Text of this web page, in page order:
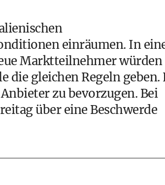
einräumen. In
Marktteilnehmer würden
die gleichen Regeln geben.
zu bevorzugen. Bei
über eine Beschwerde